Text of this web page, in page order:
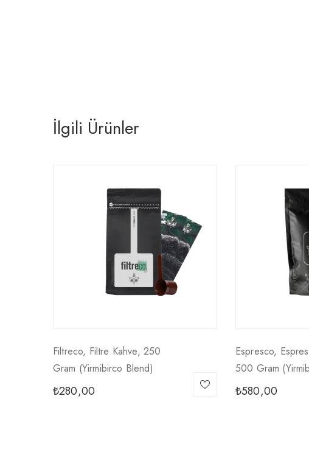
İlgili Ürünler
Filtreco, Filtre Kahve, 250
Gram (yirmibirco Blend)
₺280,00
Espresco,
500 Gram
₺580,00